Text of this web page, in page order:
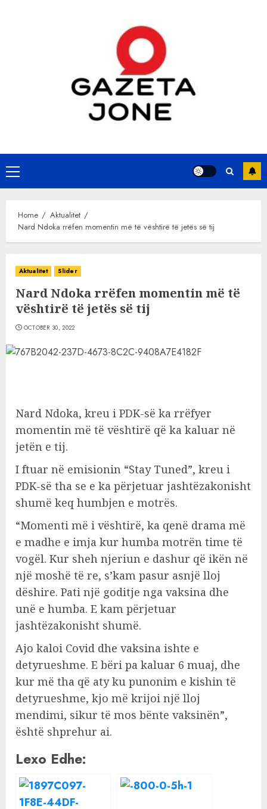
Primary
Menu
Home
Aktualitet
Nard Ndoka rrëfen momentin më të vështirë të jetës së tij
Aktualitet Slider
Nard Ndoka rrëfen momentin më të
vështirë të jetës së tij
OCTOBER 30, 2022
Nard Ndoka, kreu i PDK-së ka rrëfyer
momentin më të vështirë që ka kaluar në
jetën e tij.
I ftuar në emisionin “Stay Tuned”, kreu i
PDK-së tha se e ka përjetuar jashtëzakonisht
shumë keq humbjen e motrës.
“Momenti më i vështirë, ka qenë drama më
e madhe e imja kur humba motrën time të
vogël. Kur sheh njeriun e dashur që ikën në
një moshë të re, s’kam pasur asnjë lloj
dëshire. Pati një goditje nga vaksina dhe
unë e humba. E kam përjetuar
jashtëzakonisht shumë.
Ajo kaloi Covid dhe vaksina ishte e
detyrueshme. E bëri pa kaluar 6 muaj, dhe
kur më tha që aty ku punonim e kishin të
detyrueshme, kjo më krijoi një lloj
mendimi, sikur të mos bënte vaksinën”,
është shprehur ai.
Lexo Edhe: